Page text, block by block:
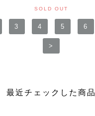
SOLD OUT
3 4 5 6
>
最近チェックした商品